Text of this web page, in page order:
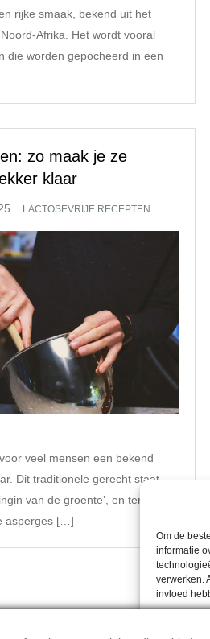
Om de
informatie
verwerken.
invloed
rijke smaak, bekend uit het
Afrika. Het wordt vooral
die worden gepocheerd in een
zo maak je ze
klaar
LACTOSEVRIJE RECEPTEN
veel mensen een bekend
Dit traditionele gerecht staat
van de groente’, en terecht:
asperges […]